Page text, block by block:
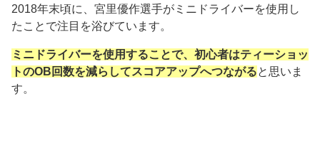
2018年末頃に、宮里優作選手がミニドライバーを使用し
たことで注目を浴びています。
ミニドライバーを使用することで、初心者はティーショッ
トのOB回数を減らしてスコアアップへつながると思いま
す。